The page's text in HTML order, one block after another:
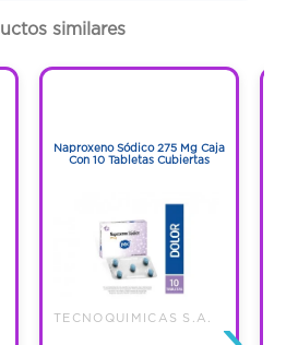
similares
Naproxeno Sódico 275 Mg Caja
Con 10 Tabletas Cubiertas
TECNOQUIMICAS S.A.